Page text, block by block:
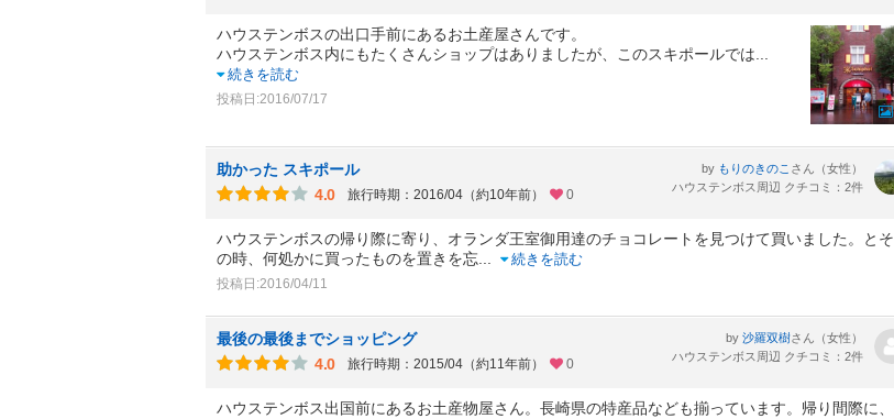
ハウステンボスの出口手前にあるお土産屋さんです。
ハウステンボス内にもたくさんショップはありましたが、このスキポールでは
続きを読む
投稿日:2016/07/17
助かった スキポール
4.0
旅行時期：2016/04（約10年前） 0
by もりのきのこ さん（女性）
ハウステンボス周辺 クチコミ：2件
ハウステンボスの帰り際に寄り、オランダ王室御用達のチョコレートを見つけて買いました。とそ
の時、何処かに買ったものを置きを忘
続きを読む
投稿日:2016/04/11
最後の最後までショッピング
4.0
旅行時期：2015/04（約11年前） 0
by 沙羅双樹さん（女性）
ハウステンボス周辺 クチコミ：2件
ハウステンボス出国前にあるお土産物屋さん。長崎県の特産品なども揃っています。帰り間際に、